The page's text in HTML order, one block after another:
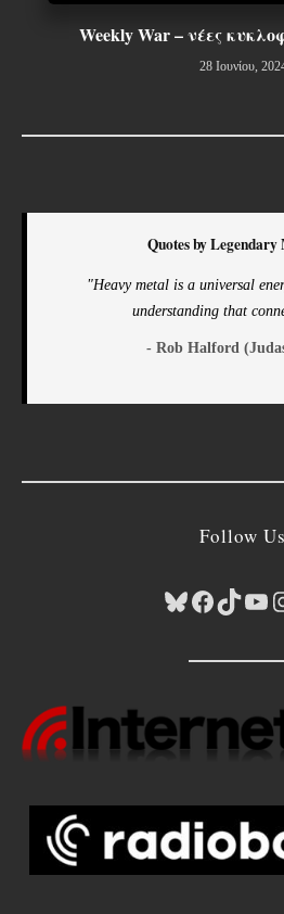
Weekly War – νέες
28 Ιουνίου,
Quotes by Legendary
"Heavy metal is a universal
understanding that
- Rob Halford
Follow Us